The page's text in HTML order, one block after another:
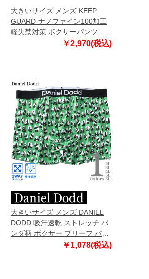
大きいサイズ メンズ KEEP
GUARD ナノファイン100加工
軽失禁対策 ボクサーパンツ ブ
ラックペイズリー 1249-6210-2
￥2,970(税込)
大きいサイズ メンズ DANIEL
DODD 吸汗速乾 ストレッチ パ
ンダ柄 ボクサー ブリーフ パン
ツ 肌着 下着 azup-259004
￥1,078(税込)